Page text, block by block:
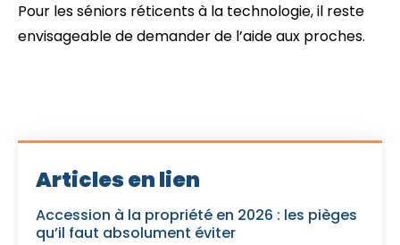
Pour les séniors réticents à la technologie, il reste
envisageable de demander de l’aide aux proches.
Articles en lien
Accession à la propriété en 2026 : les pièges
qu’il faut absolument éviter